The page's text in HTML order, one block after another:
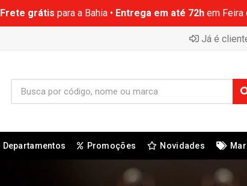
Frete grátis para a Bahia • Entrega em até 72hem Feira
Já é
Departamentos Promoções Novidades